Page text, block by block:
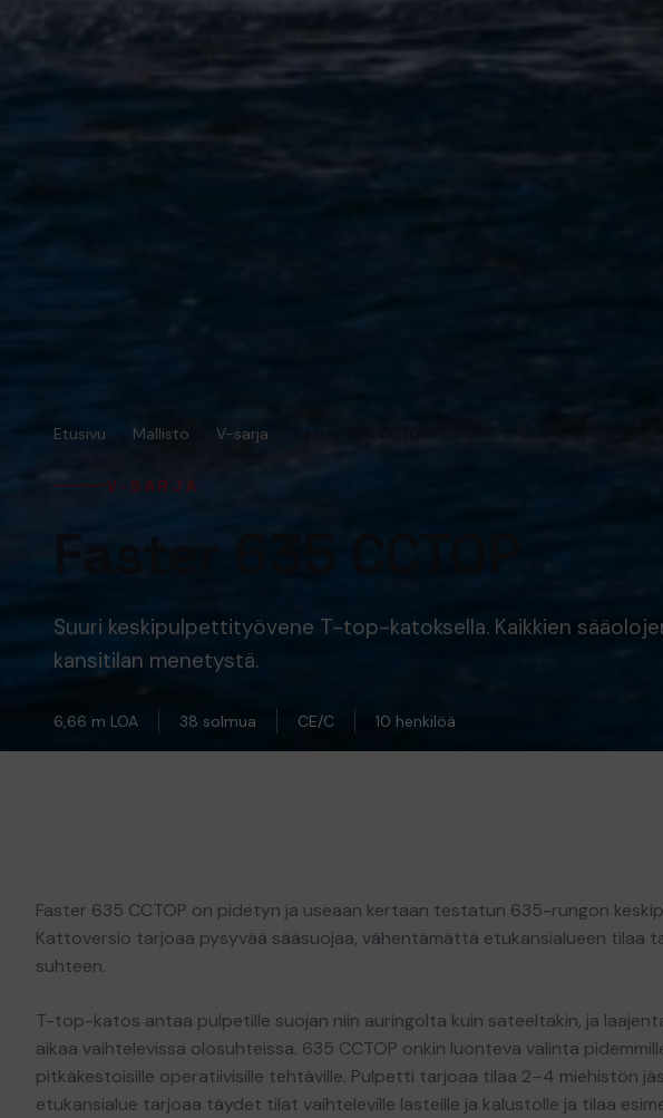
Etusivu Mallisto V-sarja
V-SARJA
Faster 635 CCTOP
Suuri keskipulpettityövene T-top-katoksella. Kaikkien
kansitilan menetystä.
6,66 m LOA 38 solmua CE/C 10 henkilöä
Faster 635 CCTOP on pidetyn ja useaan kertaan testatun 635-rungon
Kattoversio tarjoaa pysyvää sääsuojaa, vähentämättä etukansialueen tilaa
suhteen.
T-top-katos antaa pulpetille suojan niin auringolta kuin sateeltakin, ja
aikaa vaihtelevissa olosuhteissa. 635 CCTOP onkin luonteva valinta
pitkäkestoisille operatiivisille tehtäville. Pulpetti tarjoaa tilaa 2–4 miehistön
etukansialue tarjoaa täydet tilat vaihteleville lasteille ja kalustolle ja tilaa